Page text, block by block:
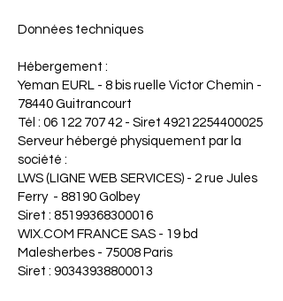
Données techniques
Hébergement :
Yeman EURL - 8 bis ruelle Victor Chemin -
78440 Guitrancourt
Tél : 06 122 707 42 - Siret 49212254400025
Serveur hébergé physiquement par la
société :
LWS (LIGNE WEB SERVICES) - 2 rue Jules
Ferry - 88190 Golbey
Siret : 85199368300016
WIX.COM FRANCE SAS - 19 bd
Malesherbes - 75008 Paris
Siret : 90343938800013